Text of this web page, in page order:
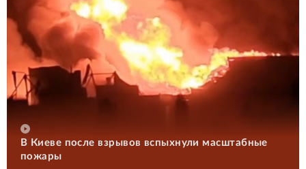
В Киеве после взрывов вспыхнули масштабные
пожары